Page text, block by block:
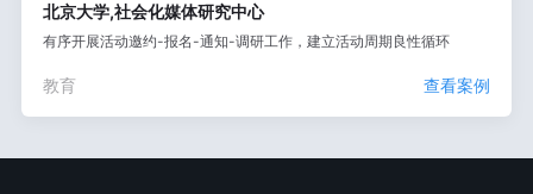
北京大学,社会化媒体研究中心
有序开展活动邀约-报名-通知-调研工作，建立活动周期良性循环
教育 查看案例